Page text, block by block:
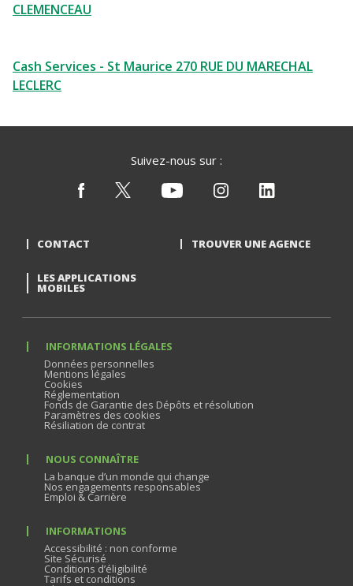
CLEMENCEAU
Cash Services - St Maurice 270 RUE DU MARECHAL
LECLERC
Suivez-nous sur :
CONTACT TROUVER UNE AGENCE
LES APPLICATIONS
MOBILES
INFORMATIONS LÉGALES
Données personnelles
Mentions légales
Cookies
Réglementation
Fonds de Garantie des Dépôts et résolution
Paramètres des cookies
Résiliation de contrat
NOUS CONNAÎTRE
La banque d’un monde qui change
Nos engagements responsables
Emploi & Carrière
INFORMATIONS
Accessibilité : non conforme
Site Sécurisé
Conditions d’éligibilité
Tarifs et conditions